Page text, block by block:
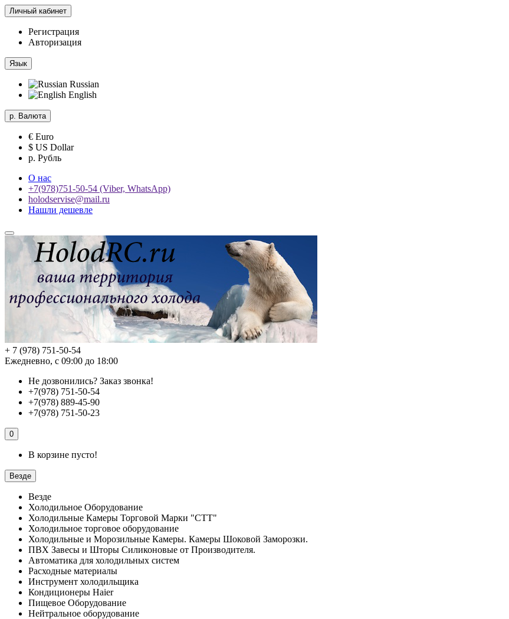
Личный кабинет
Регистрация
Авторизация
Язык
Russian
English
р. Валюта
€ Euro
$ US Dollar
р. Рубль
О нас
+7(978)751-50-54 (Viber, WhatsApp)
holodservise@mail.ru
Нашли дешевле
+ 7 (978) 751-50-54
Ежедневно, с 09:00 до 18:00
Не дозвонились? Заказ звонка!
+7(978) 751-50-54
+7(978) 889-45-90
+7(978) 751-50-23
0
В корзине пусто!
Везде
Везде
Холодильное Оборудование
Холодильные Камеры Торговой Марки "СТТ"
Холодильное торговое оборудование
Холодильные и Морозильные Камеры. Камеры Шоковой Заморозки.
ПВХ Завесы и Шторы Силиконовые от Производителя.
Автоматика для холодильных систем
Расходные материалы
Инструмент холодильщика
Кондиционеры Haier
Пищевое Оборудование
Нейтральное оборудование